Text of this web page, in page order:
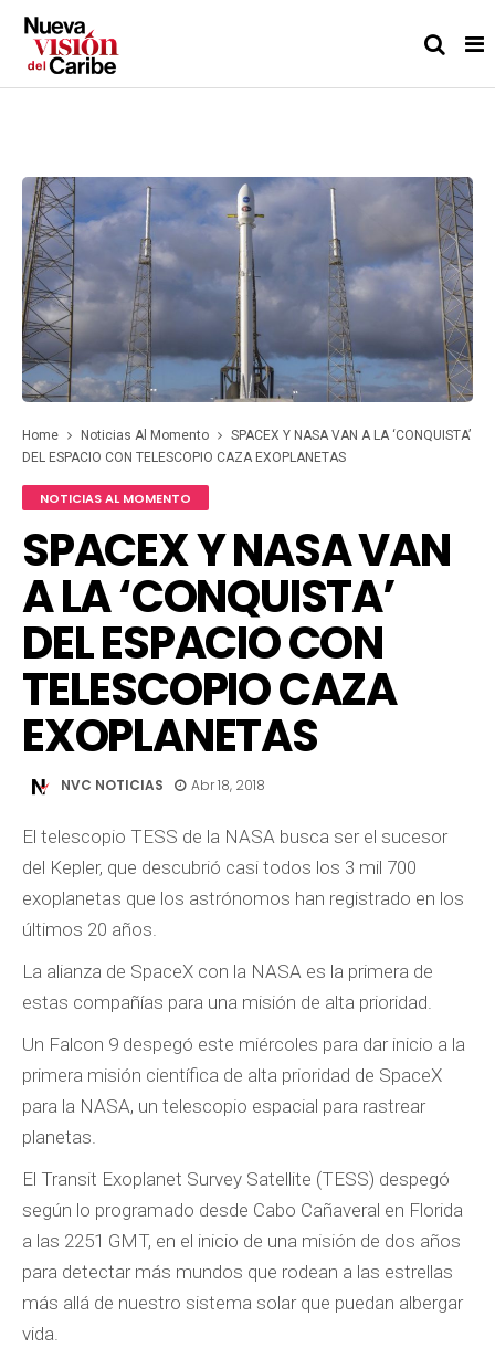
Home Noticias Al Momento
SPACEX Y NASA VAN A LA ‘CONQUISTA’
DEL ESPACIO CON TELESCOPIO CAZA EXOPLANETAS
NOTICIAS AL MOMENTO
SPACEX Y NASA VAN
A LA ‘CONQUISTA’
DEL ESPACIO CON
TELESCOPIO CAZA
EXOPLANETAS
NVC NOTICIAS Abr 18, 2018
El telescopio TESS de la NASA busca ser el sucesor
del Kepler, que descubrió casi todos los 3 mil 700
exoplanetas que los astrónomos han registrado en los
últimos 20 años.
La alianza de SpaceX con la NASA es la primera de
estas compañías para una misión de alta prioridad.
Un Falcon 9 despegó este miércoles para dar inicio a la
primera misión científica de alta prioridad de SpaceX
para la NASA, un telescopio espacial para rastrear
planetas.
El Transit Exoplanet Survey Satellite (TESS) despegó
según lo programado desde Cabo Cañaveral en Florida
a las 2251 GMT, en el inicio de una misión de dos años
para detectar más mundos que rodean a las estrellas
más allá de nuestro sistema solar que puedan albergar
vida.